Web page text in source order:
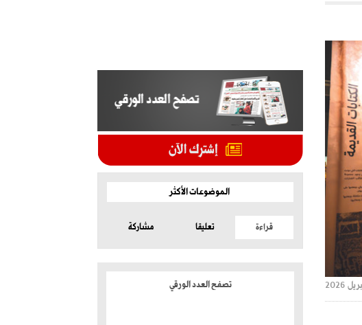
الموضوعات الأكثر
قراءة تعليقا مشاركة
تصفح العدد الورقي